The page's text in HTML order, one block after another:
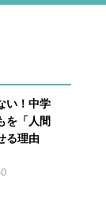
い！中学
を「人間
る理由